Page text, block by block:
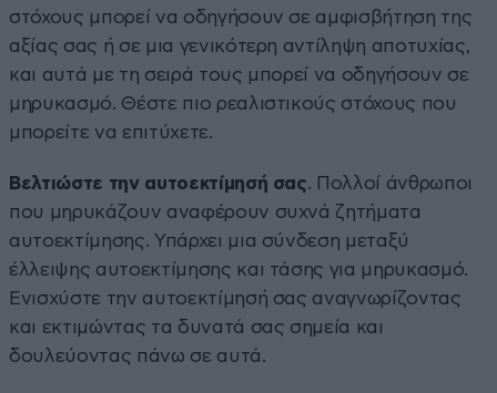
στόχους μπορεί να οδηγήσουν σε αμφισβήτηση της
αξίας σας ή σε μια γενικότερη αντίληψη αποτυχίας,
και αυτά με τη σειρά τους μπορεί να οδηγήσουν σε
μηρυκασμό. Θέστε πιο ρεαλιστικούς στόχους που
μπορείτε να επιτύχετε.
Βελτιώστε την αυτοεκτίμησή σας. Πολλοί άνθρωποι
που μηρυκάζουν αναφέρουν συχνά ζητήματα
αυτοεκτίμησης. Υπάρχει μια σύνδεση μεταξύ
έλλειψης αυτοεκτίμησης και τάσης για μηρυκασμό.
Ενισχύστε την αυτοεκτίμησή σας αναγνωρίζοντας
και εκτιμώντας τα δυνατά σας σημεία και
δουλεύοντας πάνω σε αυτά.